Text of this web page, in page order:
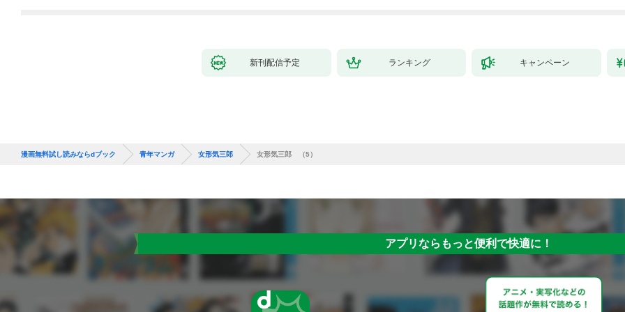
新刊配信予定 ランキング キャンペーン
漫画無料試し読みならdブック 青年マンガ 女形気三郎 女形気三郎 （5）
アプリならもっと便利で快適に！